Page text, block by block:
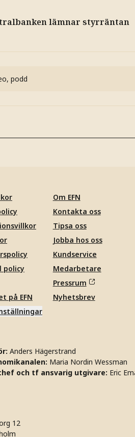
lämnar styrräntan
podd
policy
på EFN
Om EFN
Kontakta oss
Tipsa oss
Jobba hos oss
Kundservice
Medarbetare
Pressrum
Nyhetsbrev
Anders Hägerstrand
Maria Nordin Wessman
och tf ansvarig utgivare: Eric
12